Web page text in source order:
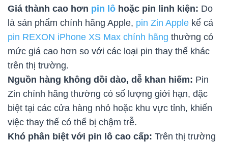
Giá thành cao hơn pin lô hoặc pin linh kiện: Do
là sản phẩm chính hãng Apple, pin Zin Apple kể cả
pin REXON iPhone XS Max chính hãng thường có
mức giá cao hơn so với các loại pin thay thế khác
trên thị trường.
Nguồn hàng không dồi dào, dễ khan hiếm: Pin
Zin chính hãng thường có số lượng giới hạn, đặc
biệt tại các cửa hàng nhỏ hoặc khu vực tỉnh, khiến
việc thay thế có thể bị chậm trễ.
Khó phân biệt với pin lô cao cấp: Trên thị trường